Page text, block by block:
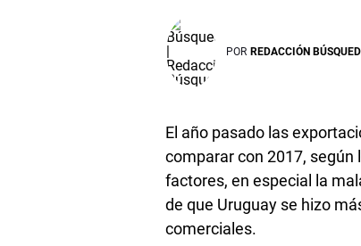
POR REDACCIÓN
El año pasado las
comparar con 2017,
factores, en especial la
de que Uruguay se hizo
comerciales.